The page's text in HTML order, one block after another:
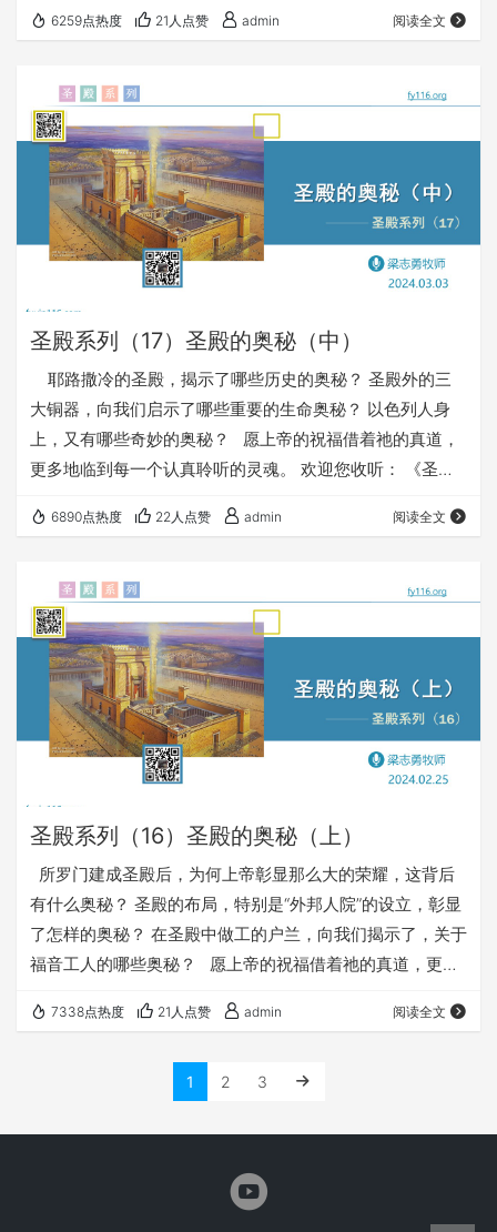
听： 《圣殿的奥秘（下）》 https://fy116.org/qtz2 您也可
⚠️⚠️⚠️ 注意 ⚠️⚠️⚠️ 因为微信会有较严苛无理的屏蔽做法，
所以我们网站的文章，经常会出现在微信…
6259点热度 21人点赞 admin 阅读全文
圣殿系列（17）圣殿的奥秘（中）
耶路撒冷的圣殿，揭示了哪些历史的奥秘？ 圣殿外的三
大铜器，向我们启示了哪些重要的生命奥秘？ 以色列人身
上，又有哪些奇妙的奥秘？ 愿上帝的祝福借着祂的真道，
更多地临到每一个认真聆听的灵魂。 欢迎您收听： 《圣殿
的链接，重温之前的信息： 《圣殿系列》 ⚠️⚠️⚠️ 注意
的文章，经常会出现在微信里无法正常打开的情况。 遇到…
6890点热度 22人点赞 admin 阅读全文
圣殿系列（16）圣殿的奥秘（上）
所罗门建成圣殿后，为何上帝彰显那么大的荣耀，这背后
有什么奥秘？ 圣殿的布局，特别是“外邦人院”的设立，彰显
了怎样的奥秘？ 在圣殿中做工的户兰，向我们揭示了，关于
福音工人的哪些奥秘？ 愿上帝的祝福借着祂的真道，更多
秘》 https://fy116.org/5v06 您也可以点击下面的链接，重
信会有较严苛无理的屏蔽做法，所以我们网站的文章，经常
7338点热度 21人点赞 admin 阅读全文
1 2 3